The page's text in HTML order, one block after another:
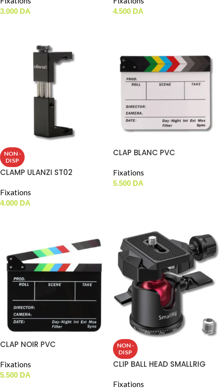
3.000 DA 4.500 DA
NON -
DISP
CLAMP ULANZI ST02
Fixations
4.000 DA
CLAP BLANC PVC
Fixations
5.500 DA
CLAP NOIR PVC
Fixations
5.500 DA
NON -
DISP
CLIP BALL HEAD SMALLRIG
Fixations